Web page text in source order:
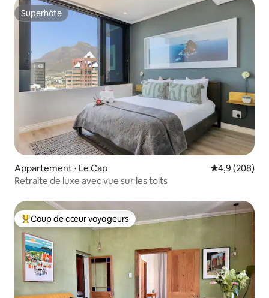
Superhôte
Superhôte
Appartement ⋅ Le Cap Évaluation
4,9 (208)
Retraite de luxe avec vue sur les toits
Coups de cœur voyageurs les plus appréciés
Coup de cœur voyageurs